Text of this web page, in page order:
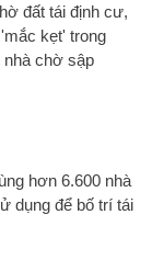
đất tái định cư,
kẹt' trong
nhà chờ sập
hơn 6.600 nhà
dụng để bố trí tái